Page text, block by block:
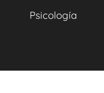
Psicología